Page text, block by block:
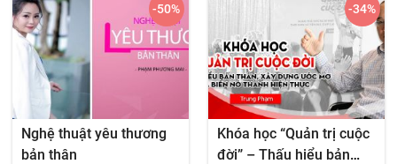
Nghệ thuật yêu thương
bản thân
-50%
Khóa học “Quản trị cuộc
đời” – Thấu hiểu bản
-34%